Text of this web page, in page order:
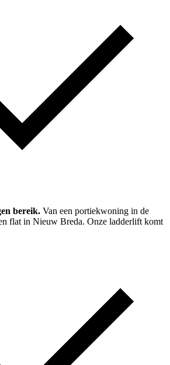
bereik. Van een portiekwoning in de
flat in Nieuw Breda. Onze ladderlift komt